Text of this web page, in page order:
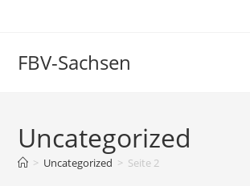
FBV-Sachsen
Uncategorized
> Uncategorized > Seite 2